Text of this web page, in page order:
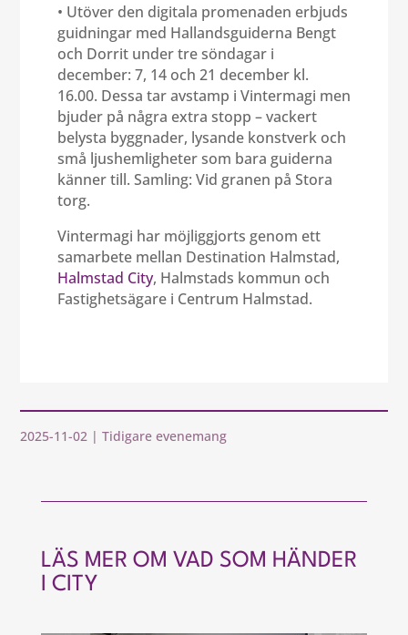
• Utöver den digitala promenaden erbjuds
guidningar med Hallandsguiderna Bengt
och Dorrit under tre söndagar i
december: 7, 14 och 21 december kl.
16.00. Dessa tar avstamp i Vintermagi men
bjuder på några extra stopp – vackert
belysta byggnader, lysande konstverk och
små ljushemligheter som bara guiderna
känner till. Samling: Vid granen på Stora
torg.
Vintermagi har möjliggjorts genom ett
samarbete mellan Destination Halmstad,
Halmstad City, Halmstads kommun och
Fastighetsägare i Centrum Halmstad.
2025-11-02 |Tidigare evenemang
LÄS MER OM VAD SOM HÄNDER
I CITY